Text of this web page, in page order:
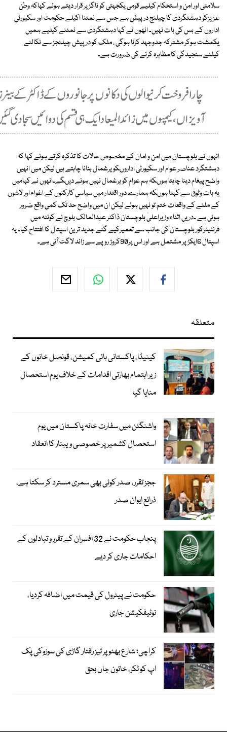
سلامتی اور امن و استحکام کیلیے قومی یکجہتی کو ناگزیر قرار دیتے ہوئے کہاکہ وطن
عزیزکو دہشتگردی کا چیلنج درپیش ہے جس سے نمٹنا اکیلے حکومت اور سکیورٹی
اداروں کے بس کی بات نہیں۔ انھوں نے کہا دہشتگردی سے نمٹنے کیلیے ہمیں
یکمشت ہوکر مشترکہ جدوجہد کرنا ہوگی ، ملک کو درپیش چیلنجز سے نکالنے
کیلئے سنجیدگی کا مظاہرہ کرنے کی ضرورت ہے۔
انہوں نے بلوچستان میں امن و امان کے مخصوص حالات کا تذکرہ کرتے ہوئے کہا کہ
دہشتگرد عناصر عوام اور سکیورٹی اداروںکو یرغمال بنانا چاہتے ہیں لیکن میں انہیں
واضح پیغام دینا چاہتا ہوںکہ ہم عوام کو یرغمال نہیں ہونے دیںگے۔انہوں نے کہامیں
یہ بات وثوق سے کہتا ہوںکہ ہمارے دور اقتدار میں سیاسی کارکنوں کے اغواء اور لاشوں
کے ملنے کے واقعات ختم تو نہیں ہوئے لیکن ان میں واضح حد تک کمی واقع ضرور
ہوئی ہے ۔دریں اثناء وزیراعلیٰ بلوچستان ڈاکٹر عبدالمالک بلوچ نے کوئٹہ میں
فرنٹیئرکور بلوچستان کی جانب سے تعمیرکیے گئے جدید ترین اسپتال کا افتتاح کیا۔ یہ
اسپتال 6ایکڑ پر مشتمل ہے اور اس پر90کروڑ روپے سے زائد لاگت آئی ہے۔
متعلقہ
کینیڈا، پاکستانی ہائی کمیشن، قونصل خانوں کے
زیر اہتمام بھارتی اقدامات کے خلاف یوم استحصال
منایا گیا
واشنگٹن میں سفارت خانہ پاکستان میں یوم
استحصال کشمیر پر خصوصی ویبنار کا انعقاد
ججز تقرر، صدر کوئی بھی سمری مسترد کر سکتا ہے،
ذرائع ایوان صدر
پنجاب حکومت نے 32 افسران کے تقرر و تبادلوں کے
احکامات جاری کر دیے
حکومت نے پیٹرول کی قیمت میں اضافہ کردیا،
نوٹیفکیشن جاری
کراچی؛ شارع بھٹو پر تیز رفتار گاڑی کی سوزوکی پک
اپ کو ٹکر، خاتون جاں بحق